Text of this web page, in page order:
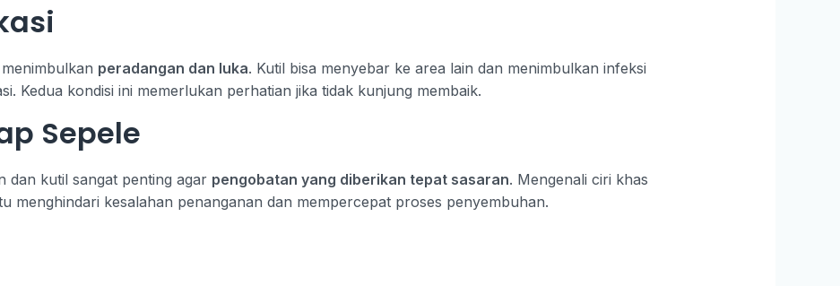
peradangan dan luka. Kutil bisa menyebar ke area lain dan menimbulkan infeksi
Kedua kondisi ini memerlukan perhatian jika tidak kunjung membaik.
Sepele
dan kutil sangat penting agar pengobatan yang diberikan tepat sasaran. Mengenali ciri khas
menghindari kesalahan penanganan dan mempercepat proses penyembuhan.